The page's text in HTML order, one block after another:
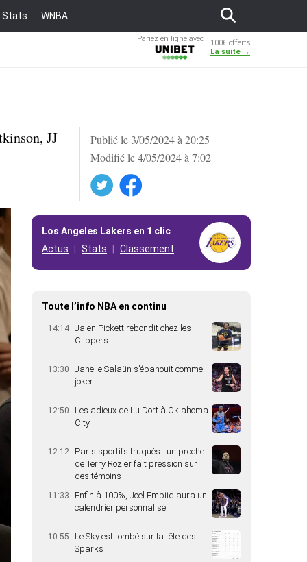
Stats WNBA
Pariez en ligne avec
100€ offerts
La suite →
Publié le 3/05/2024 à 20:25
Modifié le 4/05/2024 à 7:02
Facebook
JJ
Los Angeles Lakers en 1 clic
Actus
Stats Classement
Toute l’info NBA en continu
14:14 Jalen Pickett rebondit chez les
Clippers
13:30
Janelle Salaün s’épanouit comme
joker
12:50
Les adieux de Lu Dort à Oklahoma
City
12:12
Paris sportifs truqués : un proche
de Terry Rozier fait pression sur
des témoins
11:33
Enfin à 100%, Joel Embiid aura un
calendrier personnalisé
10:55
Le Sky est tombé sur la tête des
Sparks